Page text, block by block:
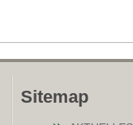
Sitemap